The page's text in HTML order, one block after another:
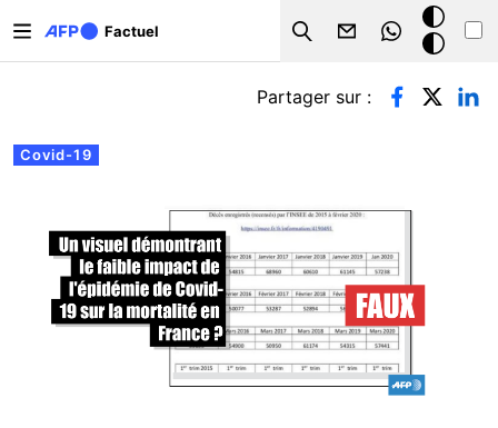
Factuel
Search
Mode
sombre
Onglets principaux
Covid-19
Partager sur :